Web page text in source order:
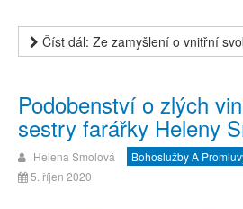
Číst dál: Ze zamyšlení o vnitřní
Podobenství o zlých
sestry farářky Heleny
Helena Smolová
Bohoslužby A
5. říjen 2020